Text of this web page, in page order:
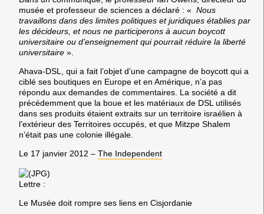
musée et professeur de sciences a déclaré : « Nous
travaillons dans des limites politiques et juridiques établies par
les décideurs, et nous ne participerons à aucun boycott
universitaire ou d’enseignement qui pourrait réduire la liberté
universitaire ».
Ahava-DSL, qui a fait l’objet d’une campagne de boycott qui a
ciblé ses boutiques en Europe et en Amérique, n’a pas
répondu aux demandes de commentaires. La société a dit
précédemment que la boue et les matériaux de DSL utilisés
dans ses produits étaient extraits sur un territoire israélien à
l’extérieur des Territoires occupés, et que Mitzpe Shalem
n’était pas une colonie illégale.
Le 17 janvier 2012 – The Independent
Lettre :
Le Musée doit rompre ses liens en Cisjordanie